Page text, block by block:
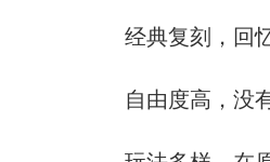
经典复刻，回忆当年
自由度高，没有定时